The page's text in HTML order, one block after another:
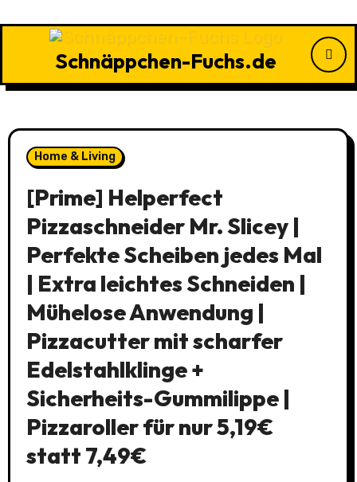
Schnäppchen-Fuchs.de
Home & Living
[Prime] Helperfect
Pizzaschneider Mr. Slicey |
Perfekte Scheiben jedes Mal
| Extra leichtes Schneiden |
Mühelose Anwendung |
Pizzacutter mit scharfer
Edelstahlklinge +
Sicherheits-Gummilippe |
Pizzaroller für nur 5,19€
statt 7,49€